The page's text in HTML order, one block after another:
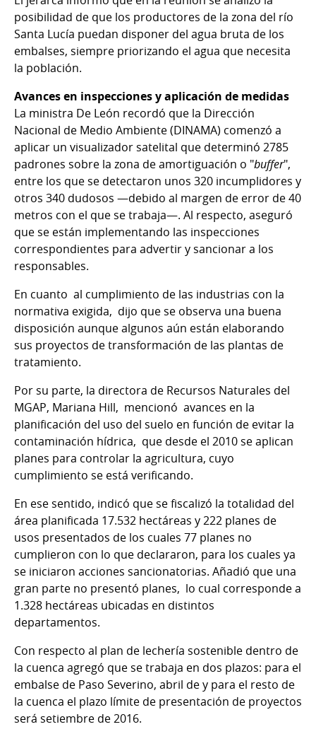
posibilidad de que los productores de la zona del río
Santa Lucía puedan disponer del agua bruta de los
embalses, siempre priorizando el agua que necesita
la población.
Avances en inspecciones y aplicación de medidas
La ministra De León recordó que la Dirección
Nacional de Medio Ambiente (DINAMA) comenzó a
aplicar un visualizador satelital que determinó 2785
padrones sobre la zona de amortiguación o "buffer",
entre los que se detectaron unos 320 incumplidores y
otros 340 dudosos —debido al margen de error de 40
metros con el que se trabaja—. Al respecto, aseguró
que se están implementando las inspecciones
correspondientes para advertir y sancionar a los
responsables.
En cuanto al cumplimiento de las industrias con la
normativa exigida, dijo que se observa una buena
disposición aunque algunos aún están elaborando
sus proyectos de transformación de las plantas de
tratamiento.
Por su parte, la directora de Recursos Naturales del
MGAP, Mariana Hill, mencionó avances en la
planificación del uso del suelo en función de evitar la
contaminación hídrica, que desde el 2010 se aplican
planes para controlar la agricultura, cuyo
cumplimiento se está verificando.
En ese sentido, indicó que se fiscalizó la totalidad del
área planificada 17.532 hectáreas y 222 planes de
usos presentados de los cuales 77 planes no
cumplieron con lo que declararon, para los cuales ya
se iniciaron acciones sancionatorias. Añadió que una
gran parte no presentó planes, lo cual corresponde a
1.328 hectáreas ubicadas en distintos
departamentos.
Con respecto al plan de lechería sostenible dentro de
la cuenca agregó que se trabaja en dos plazos: para el
embalse de Paso Severino, abril de y para el resto de
la cuenca el plazo límite de presentación de proyectos
será setiembre de 2016.